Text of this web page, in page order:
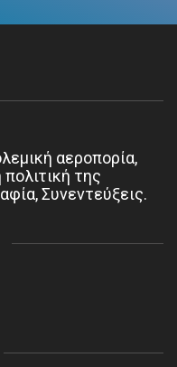
αεροπορία,
της
Συνεντεύξεις.